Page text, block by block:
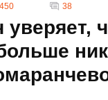
450 38
уверяет,